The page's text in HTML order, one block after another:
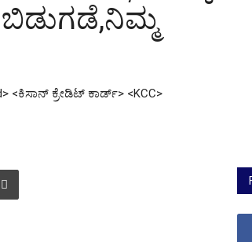
<ಕಿಸಾನ್ ಕ್ರೇಡಿಟ್ ಕಾರ್ಡ್> <KCC>